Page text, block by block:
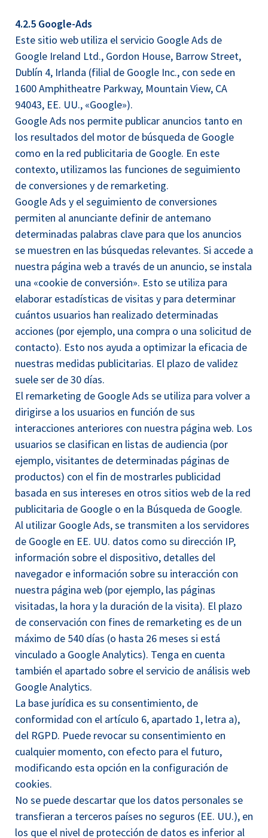
4.2.5 Google-Ads
Este sitio web utiliza el servicio Google Ads de
Google Ireland Ltd., Gordon House, Barrow Street,
Dublín 4, Irlanda (filial de Google Inc., con sede en
1600 Amphitheatre Parkway, Mountain View, CA
94043, EE. UU., «Google»).
Google Ads nos permite publicar anuncios tanto en
los resultados del motor de búsqueda de Google
como en la red publicitaria de Google. En este
contexto, utilizamos las funciones de seguimiento
de conversiones y de remarketing.
Google Ads y el seguimiento de conversiones
permiten al anunciante definir de antemano
determinadas palabras clave para que los anuncios
se muestren en las búsquedas relevantes. Si accede a
nuestra página web a través de un anuncio, se instala
una «cookie de conversión». Esto se utiliza para
elaborar estadísticas de visitas y para determinar
cuántos usuarios han realizado determinadas
acciones (por ejemplo, una compra o una solicitud de
contacto). Esto nos ayuda a optimizar la eficacia de
nuestras medidas publicitarias. El plazo de validez
suele ser de 30 días.
El remarketing de Google Ads se utiliza para volver a
dirigirse a los usuarios en función de sus
interacciones anteriores con nuestra página web. Los
usuarios se clasifican en listas de audiencia (por
ejemplo, visitantes de determinadas páginas de
productos) con el fin de mostrarles publicidad
basada en sus intereses en otros sitios web de la red
publicitaria de Google o en la Búsqueda de Google.
Al utilizar Google Ads, se transmiten a los servidores
de Google en EE. UU. datos como su dirección IP,
información sobre el dispositivo, detalles del
navegador e información sobre su interacción con
nuestra página web (por ejemplo, las páginas
visitadas, la hora y la duración de la visita). El plazo
de conservación con fines de remarketing es de un
máximo de 540 días (o hasta 26 meses si está
vinculado a Google Analytics). Tenga en cuenta
también el apartado sobre el servicio de análisis web
Google Analytics.
La base jurídica es su consentimiento, de
conformidad con el artículo 6, apartado 1, letra a),
del RGPD. Puede revocar su consentimiento en
cualquier momento, con efecto para el futuro,
modificando esta opción en la configuración de
cookies.
No se puede descartar que los datos personales se
transfieran a terceros países no seguros (EE. UU.), en
los que el nivel de protección de datos es inferior al